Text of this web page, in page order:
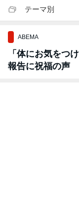
テーマ別
ABEMA
「体にお気をつ
報告に祝福の声